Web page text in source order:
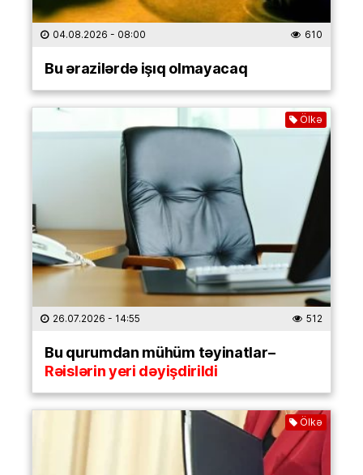
04.08.2026 - 08:00 610
Bu ərazilərdə işıq olmayacaq
Ölkə
26.07.2026 - 14:55 512
Bu qurumdan mühüm təyinatlar–
Rəislərin yeri dəyişdirildi
Ölkə